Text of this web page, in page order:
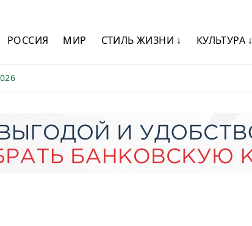
РОССИЯ МИР СТИЛЬ ЖИЗНИ ↓ КУЛЬТУРА ↓